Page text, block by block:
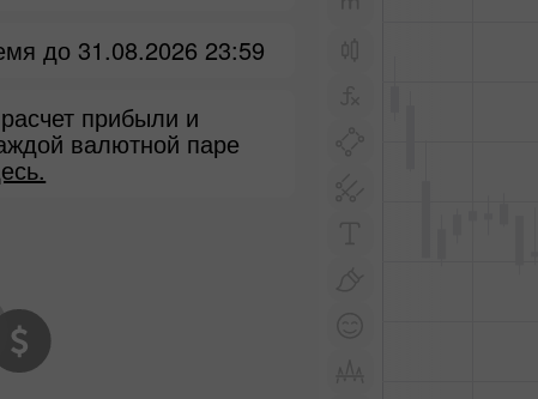
до 31.08.2026 23:59
прибыли и
валютной паре